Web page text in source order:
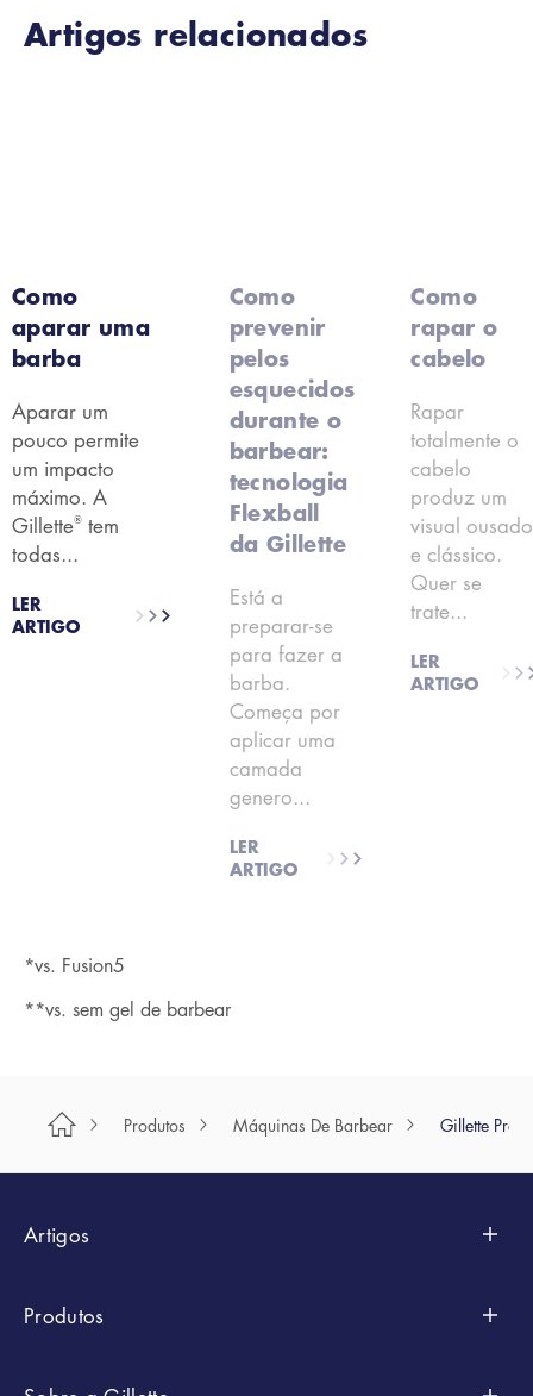
Artigos relacionados
Como
aparar uma
barba
Aparar um
pouco permite
um impacto
máximo. A
Gillette® tem
todas...
LER
ARTIGO
Como
prevenir
pelos
esquecidos
durante o
barbear:
tecnologia
Flexball
da Gillette
Está a
preparar-se
para fazer a
barba.
Começa por
aplicar uma
camada
genero...
LER
ARTIGO
Como
rapar o
cabelo
Rapar
totalmente o
cabelo
produz um
visual ousado
e clássico.
Quer se
trate...
LER
ARTIGO
*vs. Fusion5
**vs. sem gel de barbear
Produtos Máquinas De Barbear Gillette
Artigos
Produtos